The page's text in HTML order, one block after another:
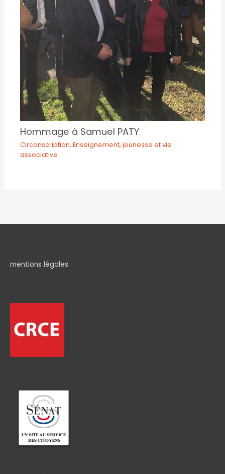
Hommage à Samuel PATY
Circonscription,Enseignement, jeunesse et vie
associative
mentions légales